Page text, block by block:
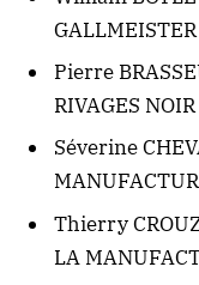
GALLMEISTER
Pierre
RIVAGES NOIR
Séverine
Thierry
LA